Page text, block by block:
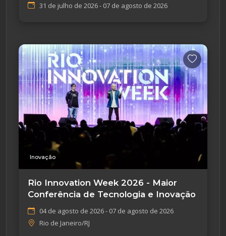
31 de julho de 2026 - 07 de agosto de 2026
Inovação
Rio Innovation Week 2026 - Maior
Conferência de Tecnologia e Inovação
04 de agosto de 2026 - 07 de agosto de 2026
Rio de Janeiro/RJ